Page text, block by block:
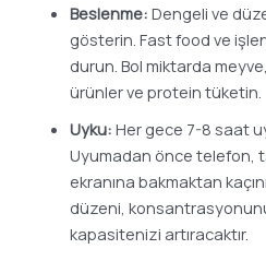
Beslenme: Dengeli ve
gösterin. Fast food ve
durun. Bol miktarda
ürünler ve protein tüketin.
Uyku: Her gece 7-8 saat
Uyumadan önce telefon,
ekranına bakmaktan
düzeni,
kapasitenizi artıracaktır.